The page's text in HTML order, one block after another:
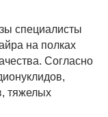
специалисты
на полках
Согласно
тяжелых